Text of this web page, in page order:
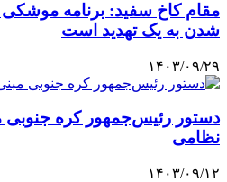
مقام کاخ سفید: برنامه موشکی
شدن به یک تهدید است
۱۴۰۳/۰۹/۲۹
دستور رئیس‌جمهور کره جنوبی
نظامی
۱۴۰۳/۰۹/۱۲